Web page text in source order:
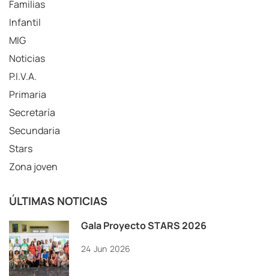
Familias
Infantil
MIG
Noticias
P.I.V.A.
Primaria
Secretaría
Secundaria
Stars
Zona joven
ÚLTIMAS NOTICIAS
Gala Proyecto STARS 2026
24 Jun 2026